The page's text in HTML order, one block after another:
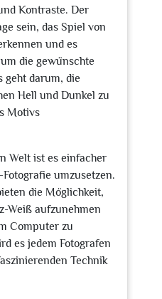
Kontraste. Der
sein, das Spiel von
und es
die gewünschte
geht darum, die
Hell und Dunkel zu
Motivs
Welt ist es einfacher
umzusetzen.
die Möglichkeit,
Weiß aufzunehmen
Computer zu
es jedem Fotografen
Technik